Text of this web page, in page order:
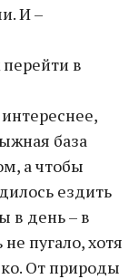
И –
в
база
а чтобы
ездить
в день – в
пугало, хотя
От природы